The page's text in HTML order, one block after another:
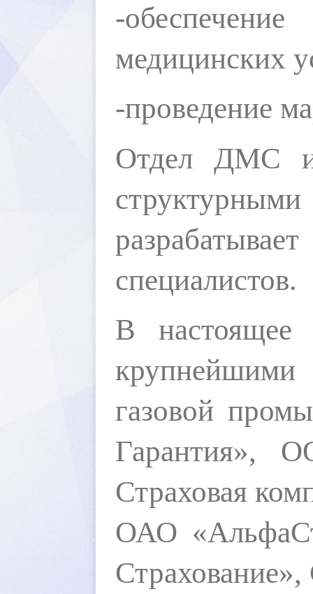
-обеспечение
медицинских
-проведение
Отдел ДМС
структурными
специалистов.
В настоящее
крупнейшими
газовой
Гарантия»,
Страховая
ОАО
Страхование»,